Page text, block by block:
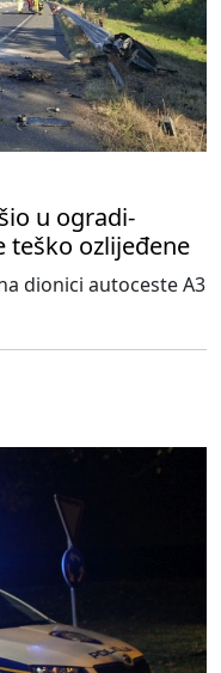
u ogradi-
teško ozlijeđene
dionici autoceste A3